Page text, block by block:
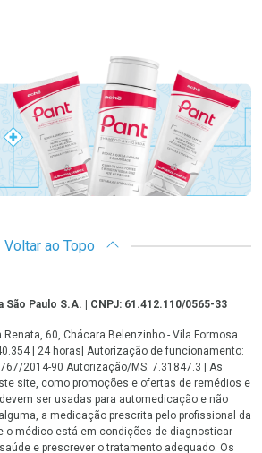
Destaque
Voltar ao Topo
São Paulo S.A. | CNPJ: 61.412.110/0565-33
Renata, 60, Chácara Belenzinho - Vila Formosa
| 24 horas| Autorização de funcionamento:
2014-90 Autorização/MS: 7.31847.3 | As
site, como promoções e ofertas de remédios e
ser usadas para automedicação e não
a medicação prescrita pelo profissional da
o médico está em condições de diagnosticar
e prescrever o tratamento adequado. Os